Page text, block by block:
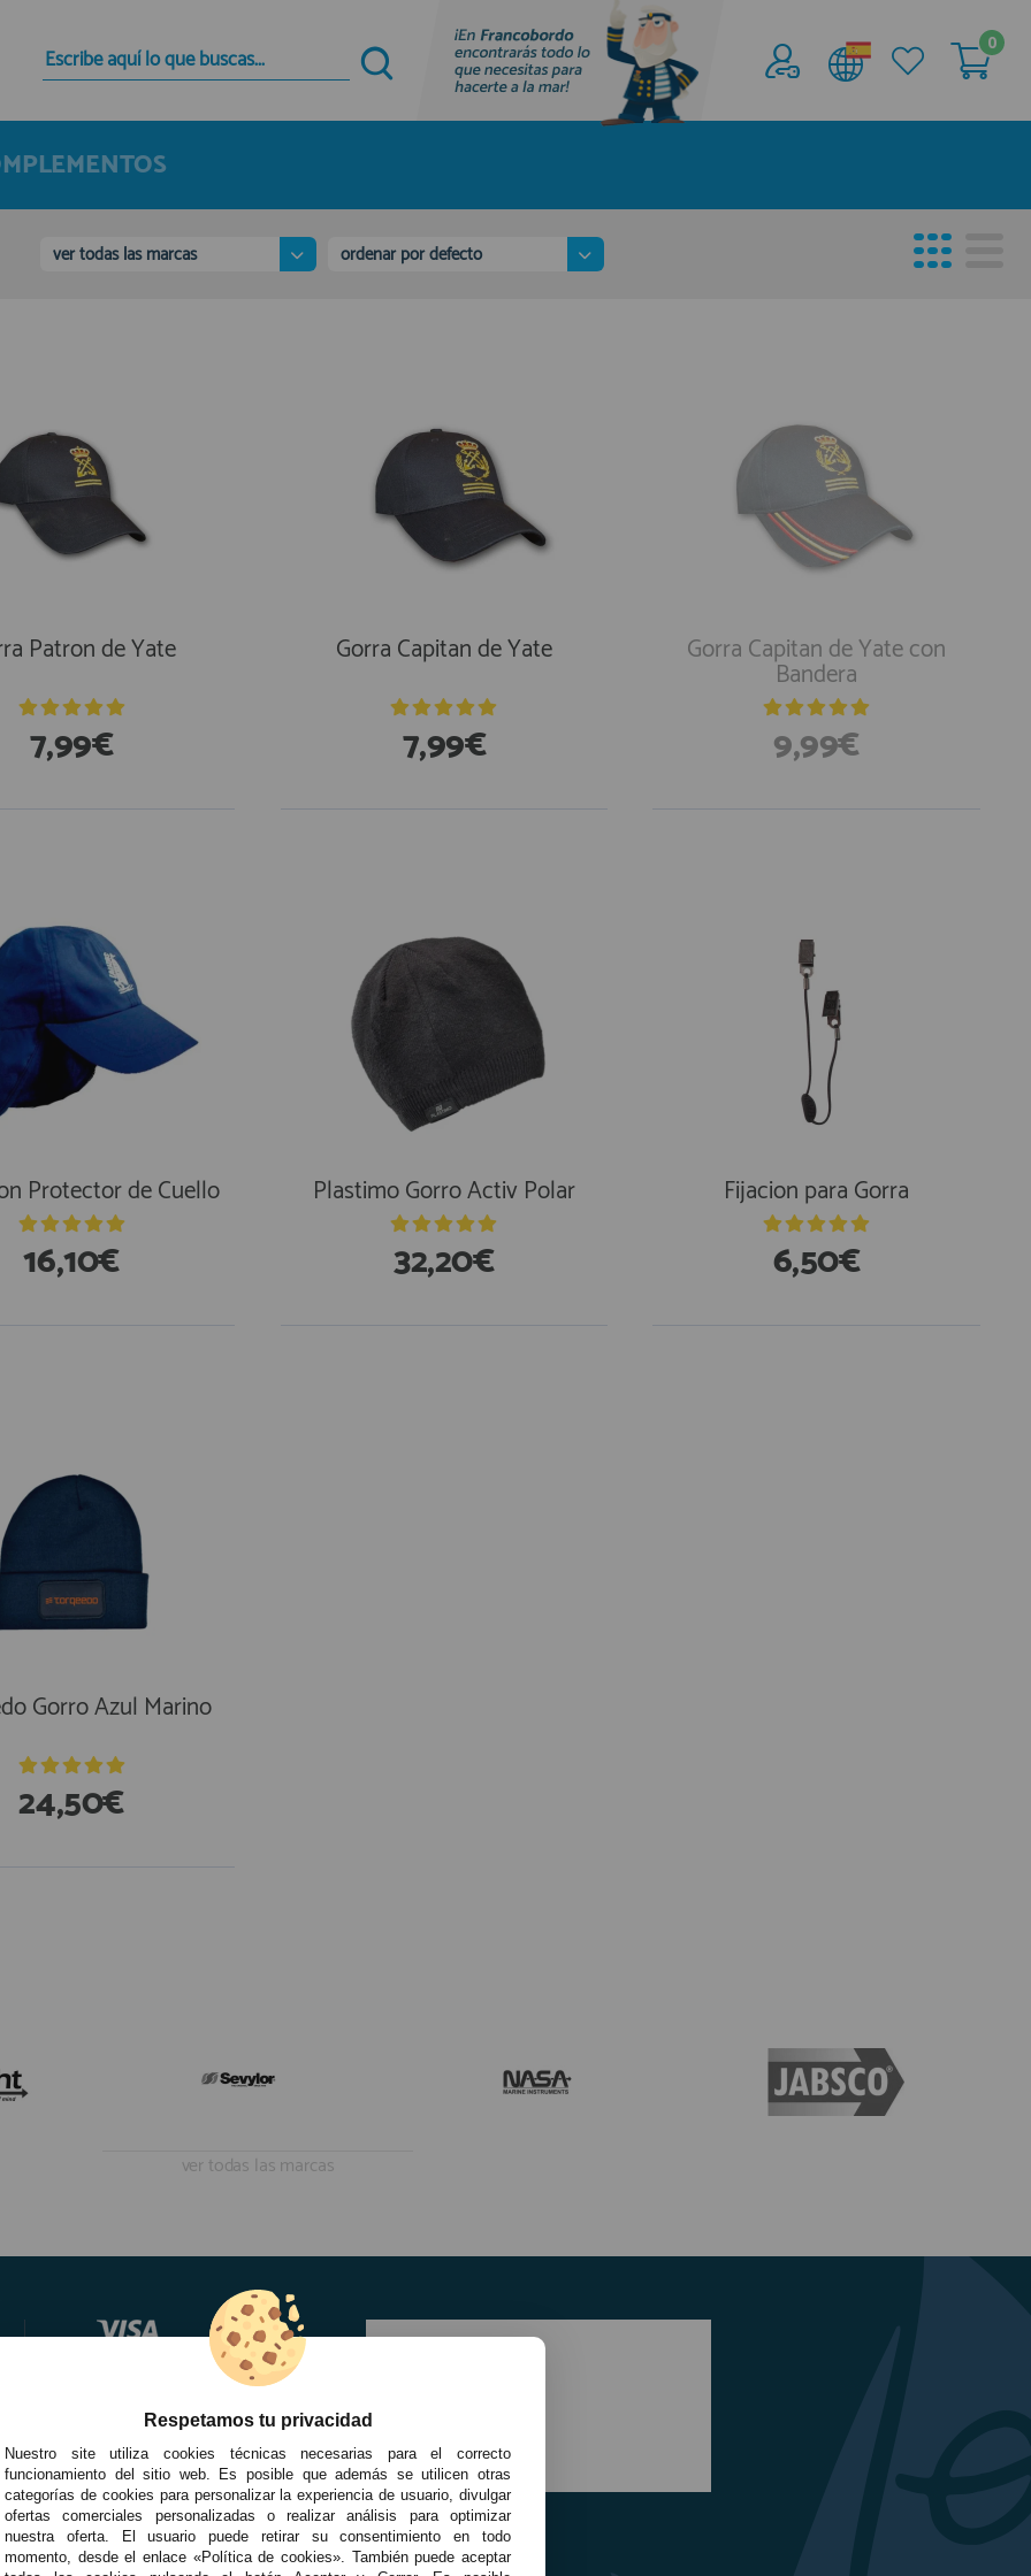
Quiero registrarme
Nuevo cliente
Al crear una cuenta en francobordo.com podrás
tienda virtual, revisar el estado de tus pedidos y
consultar tus operaciones anteriores.
Acceder al
Área profesionales
Únete ya a los mas de de 500 Profesionales de
la Náutica
0
ver todas las marcas ordenar por defecto
Patron de Yate
7,99€
Gorra Capitan de Yate
7,99€
Gorra Capitan de Yate con
Bandera
9,99€
Protector de Cuello
16,10€
Plastimo Gorro Activ Polar
32,20€
Fijacion para Gorra
6,50€
Gorro Azul Marino
24,50€
ver todas las marcas
Respetamos tu privacidad
Nuestro site utiliza cookies técnicas necesarias para el correcto
funcionamiento del sitio web. Es posible que además se utilicen otras
categorías de cookies para personalizar la experiencia de usuario, divulgar
ofertas comerciales personalizadas o realizar análisis para optimizar
nuestra oferta. El usuario puede retirar su consentimiento en todo
momento, desde el enlace «Política de cookies». También puede aceptar